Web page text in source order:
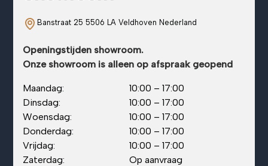
Banstraat 25 5506 LA Veldhoven Nederland
Openingstijden showroom.
Onze showroom is alleen op afspraak geopend
Maandag:
10:00 – 17:00
Dinsdag:
10:00 – 17:00
Woensdag:
10:00 – 17:00
Donderdag:
10:00 – 17:00
Vrijdag:
10:00 – 17:00
Zaterdag:
Op aanvraag